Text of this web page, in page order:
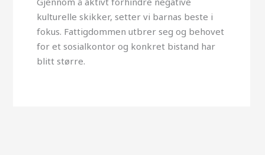
kulturelle skikker, setter vi barnas beste i
fokus. Fattigdommen utbrer seg og behovet
for et sosialkontor og konkret bistand har
blitt større.